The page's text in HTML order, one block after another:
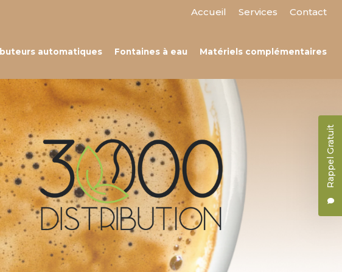
Rappel Gratuit
Accueil Services
Contact
automatiques Fontaines à eau Matériels complémentaires